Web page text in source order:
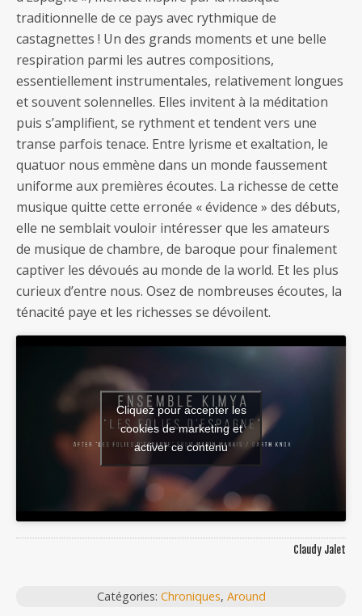
traditionnelle de ce pays avec rythmique de
castagnettes ! Un des grands moments et une belle
respiration parmi les autres compositions,
essentiellement instrumentales, relativement longues
et souvent solennelles. Elles invitent à la méditation
puis s’amplifient, se rythment et tendent vers une
transe parfois tenace. Entre lyrisme et exaltation, le
quatuor nous emmène dans un monde faussement
uniforme aux premières écoutes. La richesse de cette
musique quitte cette erronée « évidence » des débuts,
elle ne semblait vouloir intéresser que les amateurs
de musique de chambre, de baroque pour finalement
captiver les dévoués au monde de la world. Et les plus
curieux d’entre nous. Osez de nombreuses écoutes, la
ténacité paye et les richesses se dévoilent.
Cliquez pour accepter les
cookies de marketing et
activer ce contenu
Claudy Jalet
Catégories: Chroniques, Around